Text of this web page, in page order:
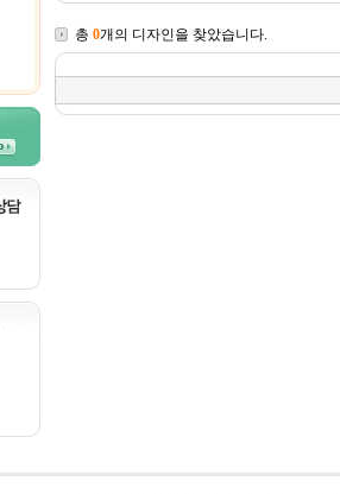
총 0개의 디자인을 찾았습니다.